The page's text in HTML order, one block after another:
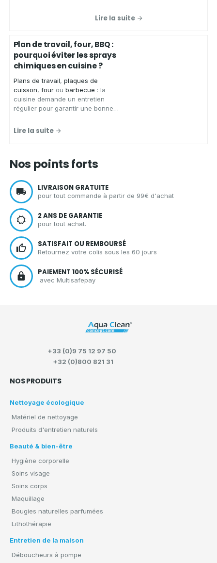
zéro déchet, vous présente ses
chiffons microfibres de qualité
etnettoyer
surfaces
Lire la suite
Plan de travail, four, BBQ :
pourquoi éviter les sprays
chimiques en cuisine ?
Plans de travail, plaques de
cuisson, fourou barbecue : la
cuisine demande un entretien
régulier pour garantir une bonne
spécialiste des solutions
d'entretien écologiques et zéro
écologiquepournettoyer votre
cuisineen toute sérénité.
Lire la suite
Nos points forts
LIVRAISON GRATUITE
pour tout commande à partir de 99€ d'achat
2 ANS DE GARANTIE
pour tout achat.
SATISFAIT OU REMBOURSÉ
Retournez votre colis sous les 60 jours
PAIEMENT 100% SÉCURISÉ
avec Multisafepay
NOS PRODUITS
Nettoyage écologique
Matériel de nettoyage
Produits d'entretien naturels
Beauté & bien-être
Hygiène corporelle
Soins visage
Soins corps
Maquillage
Bougies naturelles parfumées
Lithothérapie
Entretien de la maison
Déboucheurs à pompe
+33 (0)9 75 12 97 50
+32 (0)800 821 31